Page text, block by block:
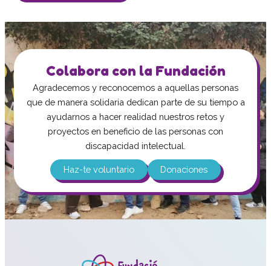
Colabora con la Fundación
Agradecemos y reconocemos a aquellas personas
que de manera solidaria dedican parte de su tiempo a
ayudarnos a hacer realidad nuestros retos y
proyectos en beneficio de las personas con
discapacidad intelectual.
Haz-te voluntario Donaciones